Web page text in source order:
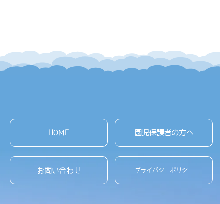
HOME 園児保護者の方へ
お問い合わせ プライバシーポリシー